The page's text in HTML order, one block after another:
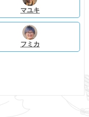
マユキ
フミカ